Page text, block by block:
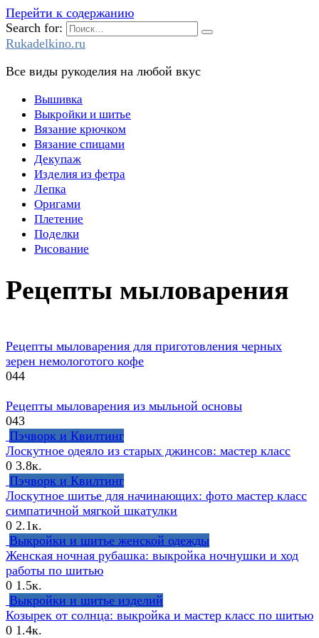
Перейти к содержанию
Search for:
Rukadelkino.ru
Все виды рукоделия на любой вкус
Вышивка
Выкройки и шитье
Вязание крючком
Вязание спицами
Декупаж
Изделия из фетра
Лепка
Оригами
Плетение
Поделки
Рисование
Рецепты мыловарения
Рецепты мыловарения для приготовления черных
зерен немологотого кофе
044
Рецепты мыловарения из мыльной основы
043
Пэчворк и Квилтинг
Лоскутное одеяло из старых джинсов: мастер класс
0 3.8к.
Пэчворк и Квилтинг
Лоскутное шитье для начинающих: фото мастер класс
симпатичной мягкой шкатулки
0 2.1к.
Выкройки и шитье женской одежды
Женская ночная рубашка: выкройка ночнушки и ход
работы по шитью
0 1.5к.
Выкройки и шитье изделий
Козырек от солнца: выкройка и мастер класс по шитью
0 1.4к.